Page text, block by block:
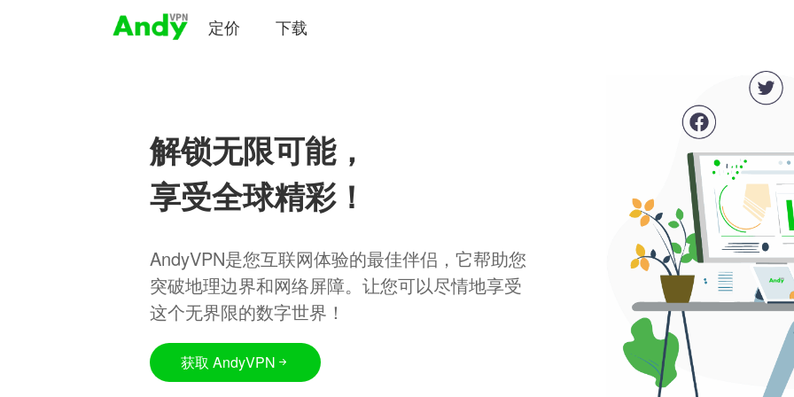
定价 下载
解锁无限可能，
享受全球精彩！
AndyVPN是您互联网体验的最佳伴侣，它帮助您
突破地理边界和网络屏障。让您可以尽情地享受
这个无界限的数字世界！
获取 AndyVPN